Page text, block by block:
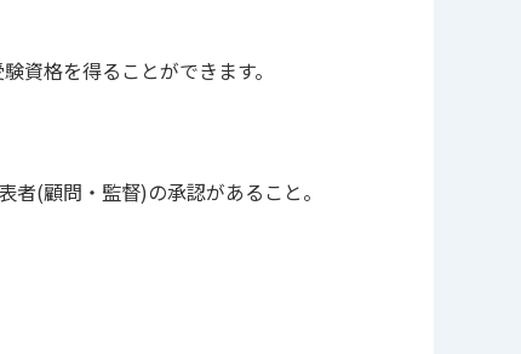
資格を得ることができます。
(顧問・監督)の承認があること。